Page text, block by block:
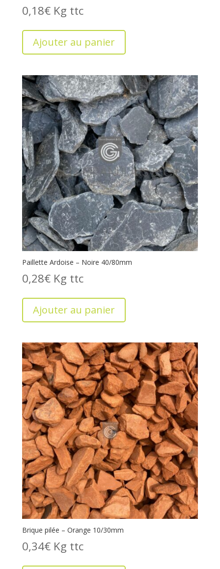
0,18€ Kg
Ajouter au panier
Paillette Ardoise – Noire 40/80mm
0,28€ Kg
Ajouter au panier
Brique pilée – Orange 10/30mm
0,34€ Kg